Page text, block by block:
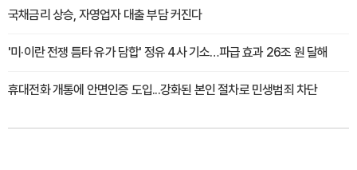
국채금리 상승, 자영업자 대출 부담 커진다
'미·이란 전쟁 틈타 유가 담합' 정유 4사 기소…파급 효과 26조 원 달해
휴대전화 개통에 안면인증 도입...강화된 본인 절차로 민생범죄 차단